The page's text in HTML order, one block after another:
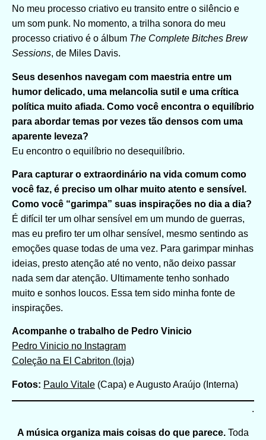
No meu processo criativo eu transito entre o silêncio e
um som punk. No momento, a trilha sonora do meu
processo criativo é o álbum The Complete Bitches Brew
Sessions, de Miles Davis.
Seus desenhos navegam com maestria entre um
humor delicado, uma melancolia sutil e uma crítica
política muito afiada. Como você encontra o equilíbrio
para abordar temas por vezes tão densos com uma
aparente leveza?
Eu encontro o equilíbrio no desequilíbrio.
Para capturar o extraordinário na vida comum como
você faz, é preciso um olhar muito atento e sensível.
Como você “garimpa” suas inspirações no dia a dia?
É difícil ter um olhar sensível em um mundo de guerras,
mas eu prefiro ter um olhar sensível, mesmo sentindo as
emoções quase todas de uma vez. Para garimpar minhas
ideias, presto atenção até no vento, não deixo passar
nada sem dar atenção. Ultimamente tenho sonhado
muito e sonhos loucos. Essa tem sido minha fonte de
inspirações.
Acompanhe o trabalho de Pedro Vinicio
Pedro Vinicio no Instagram
Coleção na El Cabriton (loja)
Fotos: Paulo Vitale (Capa) e Augusto Araújo (Interna)
.
A música organiza mais coisas do que parece. Toda